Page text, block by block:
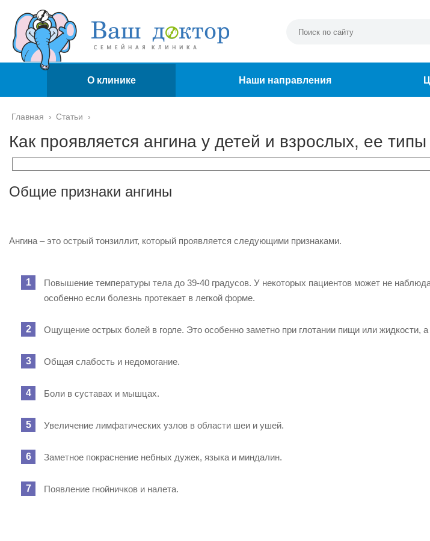
О клинике Наши направления
Главная › Статьи ›
Как проявляется ангина у детей и взрослых, ее типы
Общие признаки ангины
Ангина – это острый тонзиллит, который проявляется следующими признаками.
Повышение температуры тела до 39-40 градусов. У некоторых пациентов может не
особенно если болезнь протекает в легкой форме.
Ощущение острых болей в горле. Это особенно заметно при глотании пищи или жидкости, а
Общая слабость и недомогание.
Боли в суставах и мышцах.
Увеличение лимфатических узлов в области шеи и ушей.
Заметное покраснение небных дужек, языка и миндалин.
Появление гнойничков и налета.